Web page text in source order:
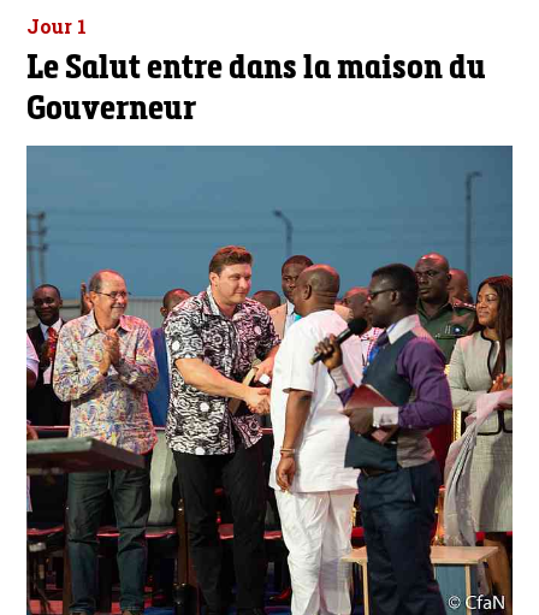
Jour 1
Le Salut entre dans la maison du
Gouverneur